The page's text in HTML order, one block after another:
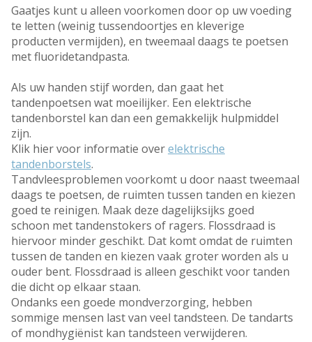
Gaatjes kunt u alleen voorkomen door op uw voeding
te letten (weinig tussendoortjes en kleverige
producten vermijden), en tweemaal daags te poetsen
met fluoridetandpasta.
Als uw handen stijf worden, dan gaat het
tandenpoetsen wat moeilijker. Een elektrische
tandenborstel kan dan een gemakkelijk hulpmiddel
zijn.
Klik hier voor informatie overelektrische
tandenborstels.
Tandvleesproblemen voorkomt u door naast tweemaal
daags te poetsen, de ruimten tussen tanden en kiezen
goed te reinigen. Maak deze dagelijksijks goed
schoon met tandenstokers of ragers. Flossdraad is
hiervoor minder geschikt. Dat komt omdat de ruimten
tussen de tanden en kiezen vaak groter worden als u
ouder bent. Flossdraad is alleen geschikt voor tanden
die dicht op elkaar staan.
Ondanks een goede mondverzorging, hebben
sommige mensen last van veel tandsteen. De tandarts
of mondhygiënist kan tandsteen verwijderen.